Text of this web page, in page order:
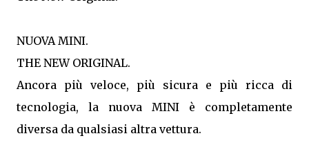
NUOVA MINI.
THE NEW ORIGINAL.
Ancora più veloce, più sicura e più ricca di
tecnologia, la nuova MINI è completamente
diversa da qualsiasi altra vettura.